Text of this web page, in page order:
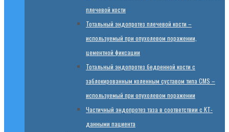
плечевой кости
Тотальный эндопротез плечевой кости –
используемый при опухолевом поражении,
цементной фиксации
Тотальный эндопротез бедренной кости с
заблокированным коленным суставом типа CMS –
используемый при опухолевом поражении
Частичный эндопротез таза в соответствии с КТ-
данными пациента